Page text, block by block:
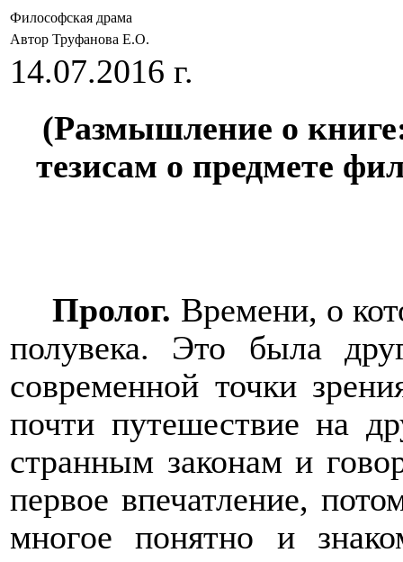
Философская драма
Автор Труфанова Е.О.
14.07.2016 г.
(Размышление о
тезисам о предмете
Пролог. Времени, о
полувека. Это была
современной точки
почти путешествие на
странным законам и
первое впечатление,
многое понятно и